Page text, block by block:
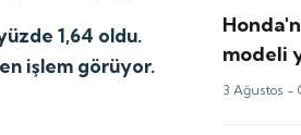
1,64 oldu.
işlem görüyor.
modeli
3 Ağustos -